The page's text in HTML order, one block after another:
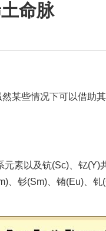
命脉
某些情况下可以借助
素以及钪(Sc)、钇(Y)
、钐(Sm)、铕(Eu)、